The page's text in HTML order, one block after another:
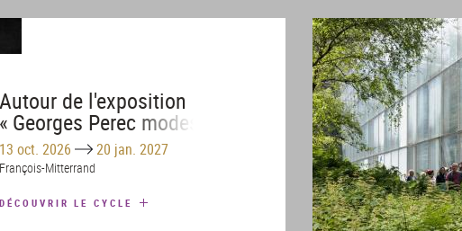
Autour de l'exposition
« Georges Perec modes
d'emploi »
13 oct. 2026 Until20 jan. 2027
François-Mitterrand
DÉCOUVRIR LE CYCLE